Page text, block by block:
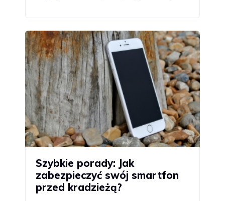
Szybkie porady: Jak
zabezpieczyć swój smartfon
przed kradzieżą?